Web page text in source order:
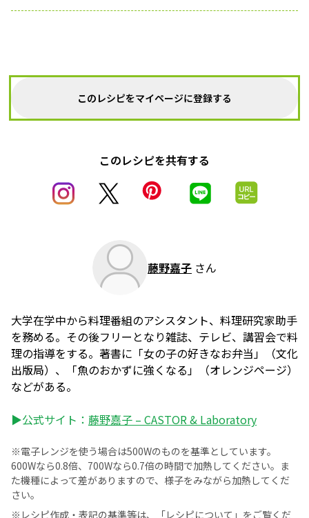
このレシピをマイページに登録する
このレシピを共有する
藤野嘉子 さん
大学在学中から料理番組のアシスタント、料理研究家助手
を務める。その後フリーとなり雑誌、テレビ、講習会で料
理の指導をする。著書に「女の子の好きなお弁当」（文化
出版局）、「魚のおかずに強くなる」（オレンジページ）
などがある。
▶公式サイト： 藤野嘉子 – CASTOR & Laboratory
※電子レンジを使う場合は500Wのものを基準としています。
600Wなら0.8倍、700Wなら0.7倍の時間で加熱してください。ま
た機種によって差がありますので、様子をみながら加熱してくだ
さい。
※レシピ作成・表記の基準等は、
「レシピについて」 をご覧くだ